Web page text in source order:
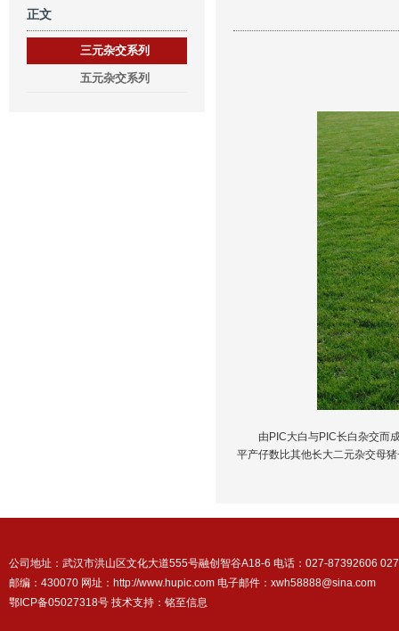
正文
三元杂交系列
五元杂交系列
由PIC大白与PIC长白杂交而成
平产仔数比其他长大二元杂交母
公司地址：武汉市洪山区文化大道555号融创智谷A18-6 电话：027-87392606
邮编：430070 网址：http://www.hupic.com 电子邮件：xwh58888@sina.com
鄂ICP备05027318号 技术支持： 铭至信息